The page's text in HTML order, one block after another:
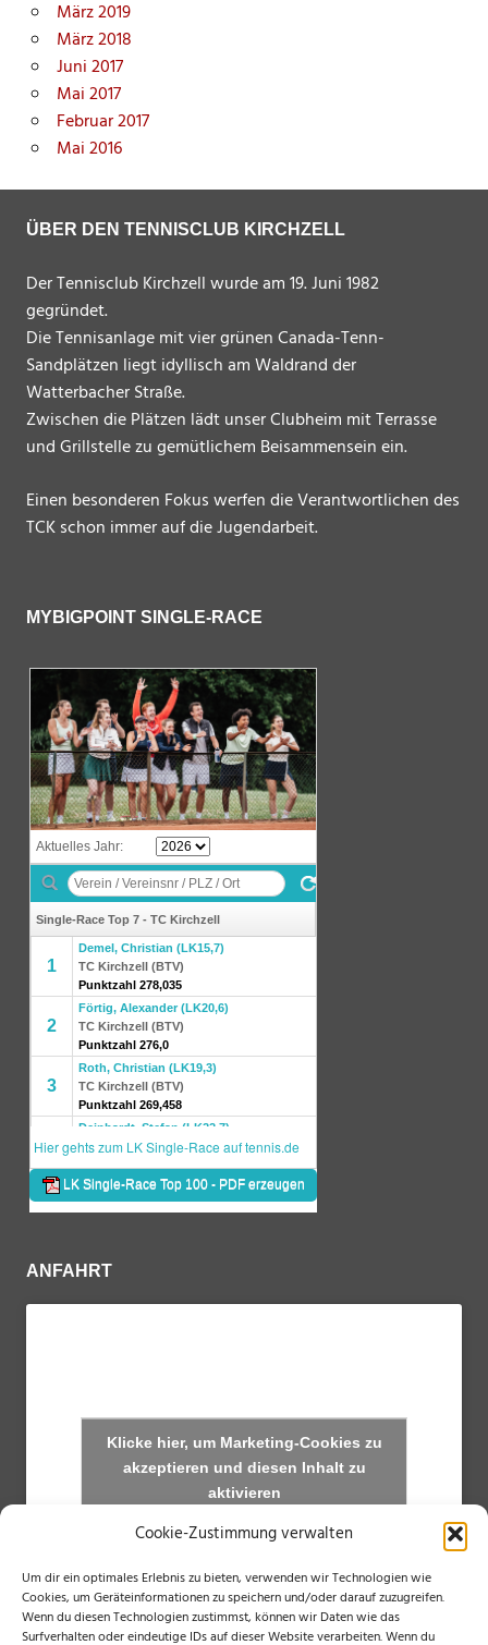
Cookie-Zustimmung verwalten
Um dir ein optimales Erlebnis zu bieten, verwenden wir Technologien wie
Cookies, um Geräteinformationen zu speichern und/oder darauf zuzugreifen.
Wenn du diesen Technologien zustimmst, können wir Daten wie das
Surfverhalten oder eindeutige IDs auf dieser Website verarbeiten. Wenn du
März 2019
März 2018
Juni 2017
Mai 2017
Februar 2017
Mai 2016
ÜBER DEN TENNISCLUB KIRCHZELL
Der Tennisclub Kirchzell wurde am 19. Juni 1982
gegründet.
Die Tennisanlage mit vier grünen Canada-Tenn-
Sandplätzen liegt idyllisch am Waldrand der
Watterbacher Straße.
Zwischen die Plätzen lädt unser Clubheim mit Terrasse
und Grillstelle zu gemütlichem Beisammensein ein.
Einen besonderen Fokus werfen die Verantwortlichen des
TCK schon immer auf die Jugendarbeit.
MYBIGPOINT SINGLE-RACE
ANFAHRT
Klicke hier, um Marketing-Cookies zu
akzeptieren und diesen Inhalt zu
aktivieren